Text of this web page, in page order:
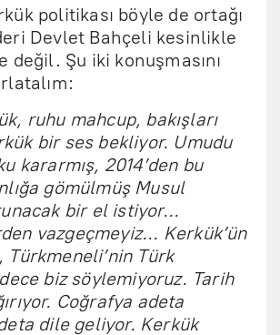
politikası böyle de ortağı
Devlet Bahçeli kesinlikle
değil. Şu iki konuşmasını
ruhu mahcup, bakışları
bir ses bekliyor. Umudu
kararmış, 2014’den bu
gömülmüş Musul
bir el istiyor...
vazgeçmeyiz... Kerkük’ün
Türkmeneli’nin Türk
biz söylemiyoruz. Tarih
Coğrafya adeta
dile geliyor. Kerkük